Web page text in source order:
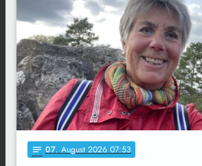
notes 07. August 2026 07:53